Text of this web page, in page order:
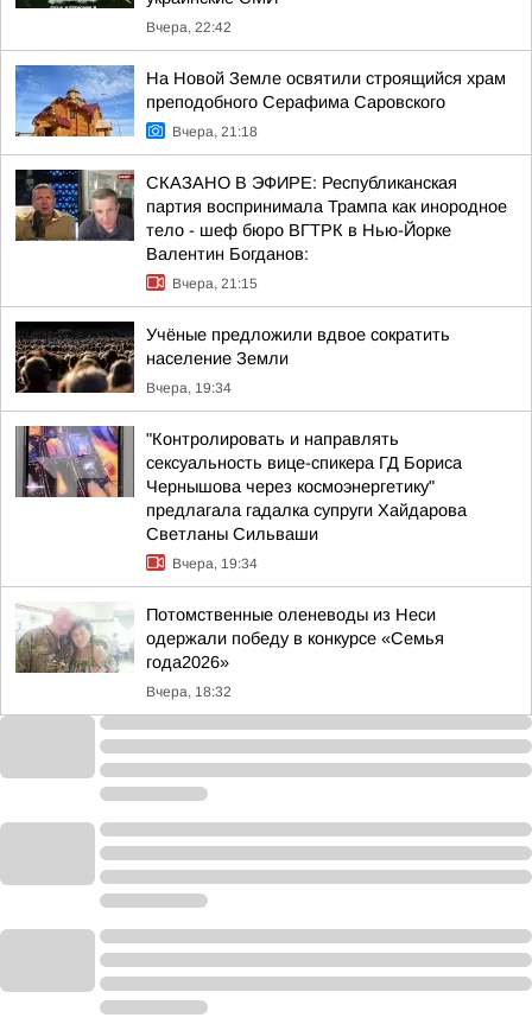
Вчера, 22:42
На Новой Земле освятили строящийся храм
преподобного Серафима Саровского
Вчера, 21:18
СКАЗАНО В ЭФИРЕ: Республиканская
партия воспринимала Трампа как инородное
тело - шеф бюро ВГТРК в Нью-Йорке
Валентин Богданов:
Вчера, 21:15
Учёные предложили вдвое сократить
население Земли
Вчера, 19:34
"Контролировать и направлять
сексуальность вице-спикера ГД Бориса
Чернышова через космоэнергетику"
предлагала гадалка супруги Хайдарова
Светланы Сильваши
Вчера, 19:34
Потомственные оленеводы из Неси
одержали победу в конкурсе «Семья
года2026»
Вчера, 18:32